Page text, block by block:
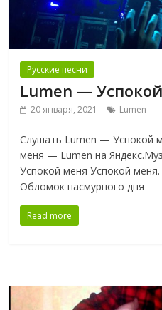
Русские песни
Lumen —
20 января, 2021 Lumen
Слушать Lumen — Успокой
меня — Lumen на
Успокой меня Успокой
Обломок пасмурного дня
Read more